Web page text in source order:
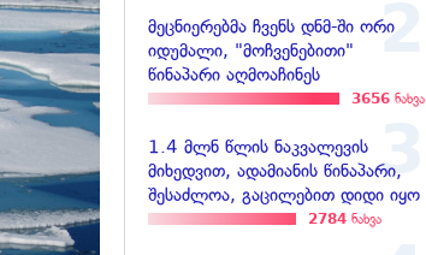
მეცნიერებმა ჩვენს დნმ-ში ორი
იდუმალი, "მოჩვენებითი"
წინაპარი აღმოაჩინეს
3656 ნახვა
1.4 მლნ წლის ნაკვალევის
მიხედვით, ადამიანის წინაპარი,
შესაძლოა, გაცილებით დიდი იყო
2784 ნახვა